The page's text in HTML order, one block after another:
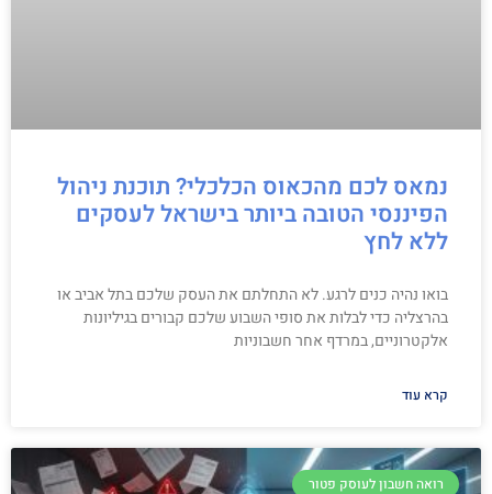
נמאס לכם מהכאוס הכלכלי? תוכנת ניהול
הפיננסי הטובה ביותר בישראל לעסקים
ללא לחץ
בואו נהיה כנים לרגע. לא התחלתם את העסק שלכם בתל אביב או
בהרצליה כדי לבלות את סופי השבוע שלכם קבורים בגיליונות
אלקטרוניים, במרדף אחר חשבוניות
קרא עוד
רואה חשבון לעוסק פטור